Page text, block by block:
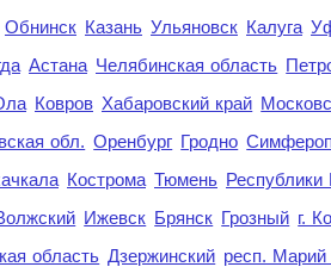
Обнинск Казань Ульяновск Калуга
Астана Челябинская область
Ковров Хабаровский край
обл. Оренбург Гродно
Кострома Тюмень Республики
Ижевск Брянск Грозный г.
область Дзержинский респ.